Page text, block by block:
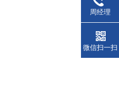
周经理
微信扫一扫